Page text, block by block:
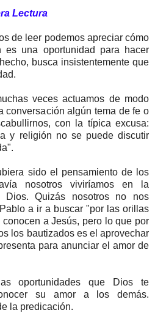
Lectura
de leer podemos apreciar cómo
es una oportunidad para hacer
busca insistentemente que
veces actuamos de modo
conversación algún tema de fe o
con la típica excusa:
y religión no se puede discutir
sido el pensamiento de los
nosotros viviríamos en la
Quizás nosotros no nos
a ir a buscar "por las orillas
a Jesús, pero lo que por
los bautizados es el aprovechar
para anunciar el amor de
oportunidades que Dios te
su amor a los demás.
la predicación.